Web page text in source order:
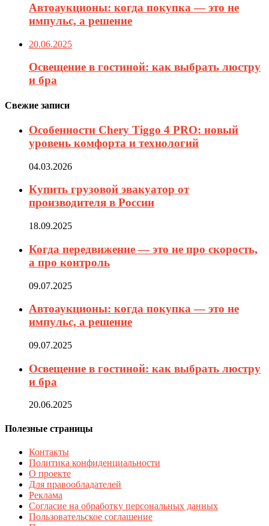
Автоаукционы: когда покупка — это не
импульс, а решение
20.06.2025
Освещение в гостиной: как выбрать люстру
и бра
Свежие записи
Особенности Chery Tiggo 4 PRO: новый
уровень комфорта и технологий
04.03.2026
Купить грузовой эвакуатор от
производителя в России
18.09.2025
Когда передвижение — это не про скорость,
а про контроль
09.07.2025
Автоаукционы: когда покупка — это не
импульс, а решение
09.07.2025
Освещение в гостиной: как выбрать люстру
и бра
20.06.2025
Полезные страницы
Контакты
Политика конфиденциальности
О проекте
Для правообладателей
Реклама
Согласие на обработку персональных данных
Пользовательское соглашение